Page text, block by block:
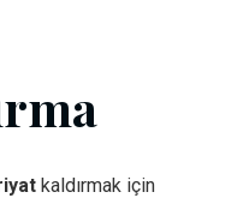
kaldırmak için